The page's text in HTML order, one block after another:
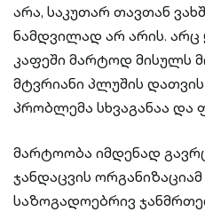
არა, საკუთარ თავთან
ნამდვილად არ არის. არც
კაფეში მარტოდ მისულს
მტვრიანი პლუშის
პრობლემა სხვაგანაა და
მარტოობა იმდენად
ჯანდაცვის
საზოგადოებრივ